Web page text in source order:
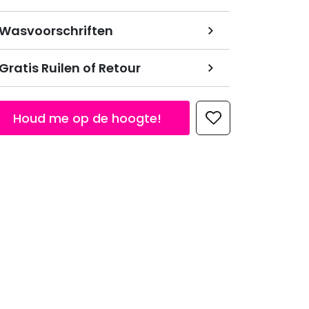
Ruilen of Retour
Houd me op de hoogte!